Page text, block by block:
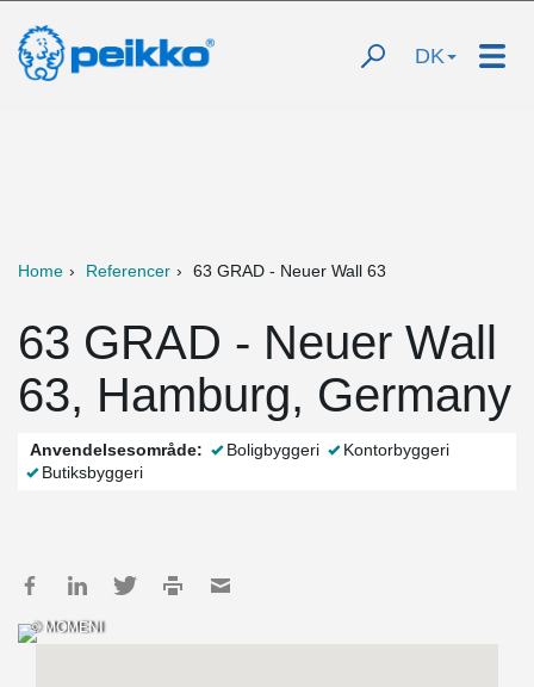
DK
Home Referencer 63 GRAD - Neuer Wall 63
63 GRAD - Neuer Wall
63, Hamburg, Germany
Anvendelsesområde: Boligbyggeri
Kontorbyggeri
Butiksbyggeri
© MOMENI